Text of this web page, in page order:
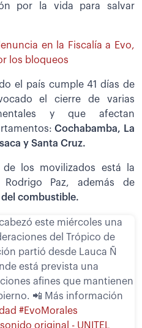
por la vida para salvar
en la Fiscalía a Evo,
los bloqueos
el país cumple 41 días de
el cierre de varias
y que afectan
Cochabamba, La
y Santa Cruz.
los movilizados está la
Paz, además de
combustible.
este miércoles una
del Trópico de
partió desde Lauca Ñ
está prevista una
afines que mantienen
📲 Más información
#EvoMorales
original - UNITEL